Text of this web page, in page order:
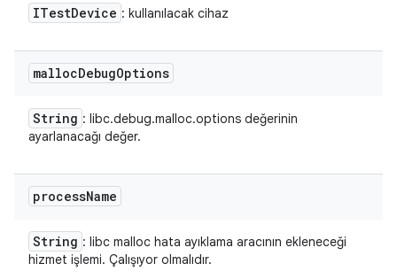
ITestDevice : kullanılacak cihaz
mallocDebugOptions
String : libc.debug.malloc.options değerinin
ayarlanacağı değer.
processName
String : libc malloc hata ayıklama aracının ekleneceği
hizmet işlemi. Çalışıyor olmalıdır.